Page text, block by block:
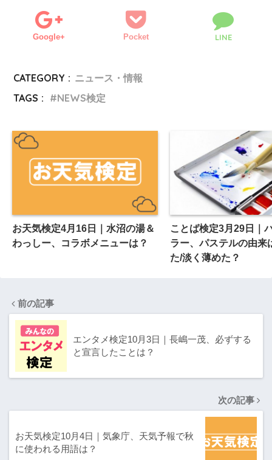
Google+ Pocket LINE
CATEGORY : ニュース・情報
TAGS :
NEWS検定
お天気検定4月16日｜水沼の湯＆
わっしー、コラボメニューは？
ことば検定3月29日｜
ラー、パステルの由来
た/淡く薄めた？
前の記事
エンタメ検定10月3日｜長嶋一茂、必ずする
と宣言したことは？
次の記事
お天気検定10月4日｜気象庁、天気予報で秋
に使われる用語は？